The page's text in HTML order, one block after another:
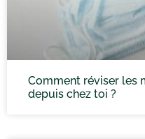
Comment réviser les
depuis chez toi ?